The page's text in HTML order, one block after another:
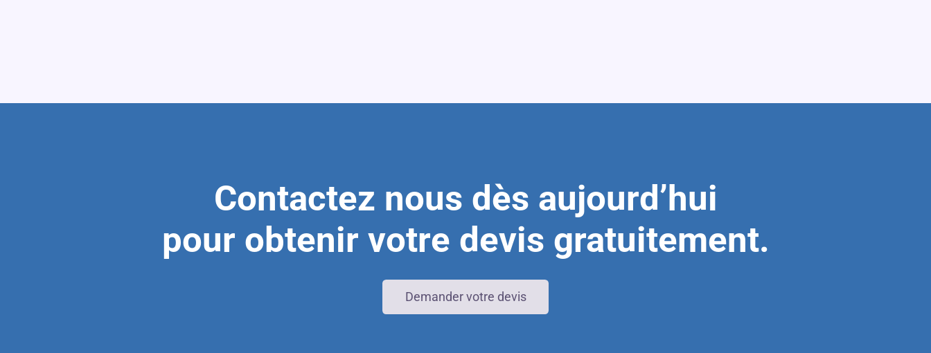
Contactez nous dès aujourd’hui
pour obtenir votre devis gratuitement.
Demander votre devis